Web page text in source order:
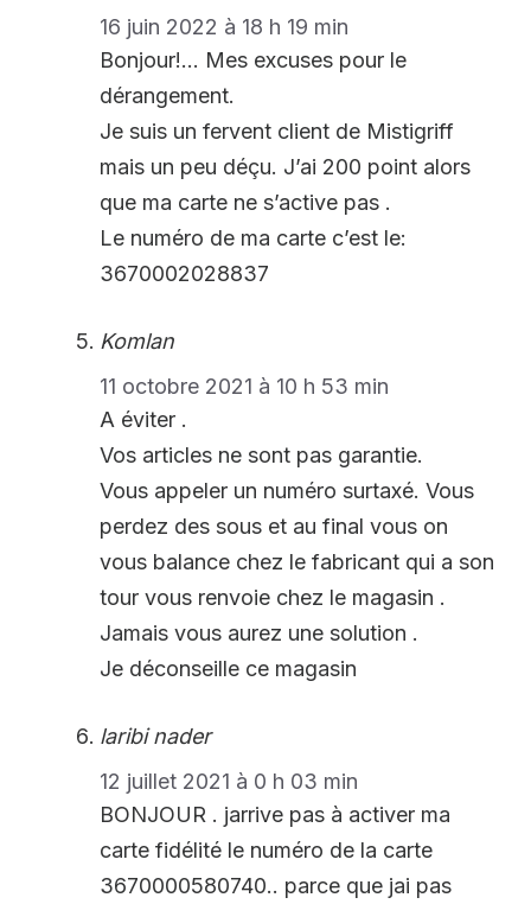
16 juin 2022 à 18 h 19 min
Bonjour!… Mes excuses pour le
dérangement.
Je suis un fervent client de Mistigriff
mais un peu déçu. J’ai 200 point alors
que ma carte ne s’active pas .
Le numéro de ma carte c’est le:
3670002028837
Komlan
11 octobre 2021 à 10 h 53 min
A éviter .
Vos articles ne sont pas garantie.
Vous appeler un numéro surtaxé. Vous
perdez des sous et au final vous on
vous balance chez le fabricant qui a son
tour vous renvoie chez le magasin .
Jamais vous aurez une solution .
Je déconseille ce magasin
laribi nader
12 juillet 2021 à 0 h 03 min
BONJOUR . jarrive pas à activer ma
carte fidélité le numéro de la carte
3670000580740.. parce que jai pas